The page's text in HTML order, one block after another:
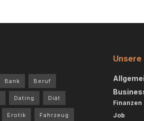
Bank Beruf
Dating Diät
Erotik Fahrzeug
Finanzen
Job